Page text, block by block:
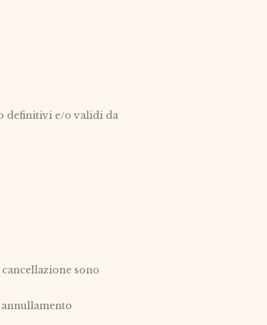
definitivi e/o validi da
sono